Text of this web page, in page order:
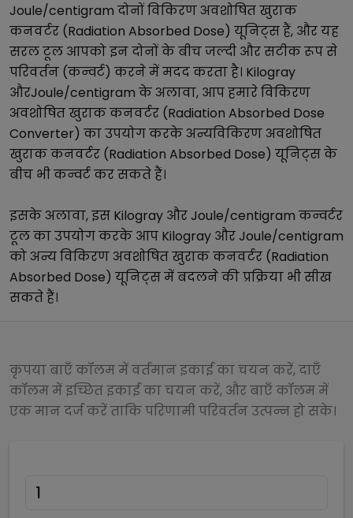
Joule/centigram दोनोंविकिरण अवशोषित खुराक
कनवर्टर (Radiation Absorbed Dose) यूनिट्स हैं, और यह
सरल टूल आपको इन दोनों के बीच जल्दी और सटीक रूप से
परिवर्तन (कन्वर्ट) करने में मदद करता है। Kilogray
औरJoule/centigram के अलावा, आप हमारेविकिरण
अवशोषित खुराक कनवर्टर (Radiation Absorbed Dose
Converter) का उपयोग करके अन्यविकिरण अवशोषित
खुराक कनवर्टर (Radiation Absorbed Dose) यूनिट्स के
बीच भी कन्वर्ट कर सकते हैं।
इसके अलावा, इस Kilogray औरJoule/centigram कन्वर्टर
टूल का उपयोग करके आप Kilogray औरJoule/centigram
को अन्यविकिरण अवशोषित खुराक कनवर्टर (Radiation
Absorbed Dose) यूनिट्स में बदलने की प्रक्रिया भी सीख
सकते हैं।
कृपया बाएँ कॉलम में वर्तमान इकाई का चयन करें, दाएँ
कॉलम में इच्छित इकाई का चयन करें, और बाएँ कॉलम में
एक मान दर्ज करें ताकि परिणामी परिवर्तन उत्पन्न हो सके।